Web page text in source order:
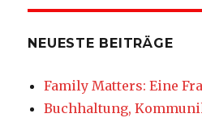
NEUESTE BEITRÄGE
Family Matters: Eine
Buchhaltung,